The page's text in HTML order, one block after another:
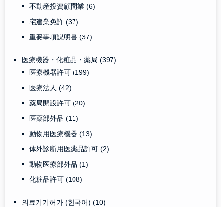
不動産投資顧問業(6)
宅建業免許(37)
重要事項説明書(37)
医療機器・化粧品・薬局(397)
医療機器許可(199)
医療法人(42)
薬局開設許可(20)
医薬部外品(11)
動物用医療機器(13)
体外診断用医薬品許可(2)
動物医療部外品(1)
化粧品許可(108)
의료기기허가 (한국어)(10)